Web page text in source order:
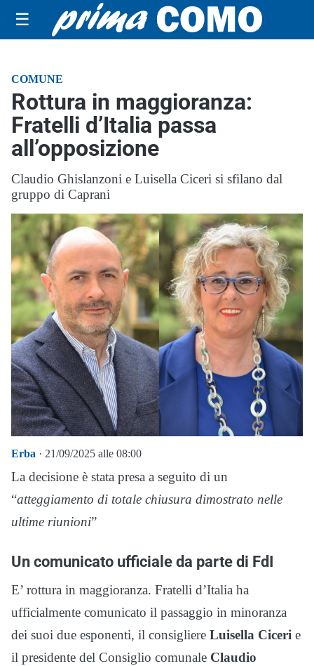
☰
COMUNE
Rottura in maggioranza:
Fratelli d’Italia passa
all’opposizione
Claudio Ghislanzoni e Luisella Ciceri si sfilano dal
gruppo di Caprani
Erba · 21/09/2025 alle 08:00
La decisione è stata presa a seguito di un
“atteggiamento di totale chiusura dimostrato nelle
ultime riunioni”
Un comunicato ufficiale da parte di FdI
E’ rottura in maggioranza. Fratelli d’Italia ha
ufficialmente comunicato il passaggio in minoranza
dei suoi due esponenti, il consigliere Luisella Ciceri e
il presidente del Consiglio comunale Claudio